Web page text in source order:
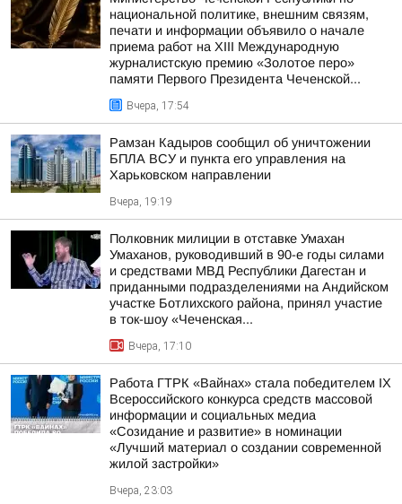
национальной политике, внешним связям,
печати и информации объявило о начале
приема работ на XIII Международную
журналистскую премию «Золотое перо»
памяти Первого Президента Чеченской...
Вчера, 17:54
Рамзан Кадыров сообщил об уничтожении
БПЛА ВСУ и пункта его управления на
Харьковском направлении
Вчера, 19:19
Полковник милиции в отставке Умахан
Умаханов, руководивший в 90-е годы силами
и средствами МВД Республики Дагестан и
приданными подразделениями на Андийском
участке Ботлихского района, принял участие
в ток-шоу «Чеченская...
Вчера, 17:10
Работа ГТРК «Вайнах» стала победителем IX
Всероссийского конкурса средств массовой
информации и социальных медиа
«Созидание и развитие» в номинации
«Лучший материал о создании современной
жилой застройки»
Вчера, 23:03